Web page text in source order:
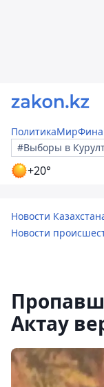
ПолитикаМир
#Выборы в
+20°
Новости
Новости
Актау